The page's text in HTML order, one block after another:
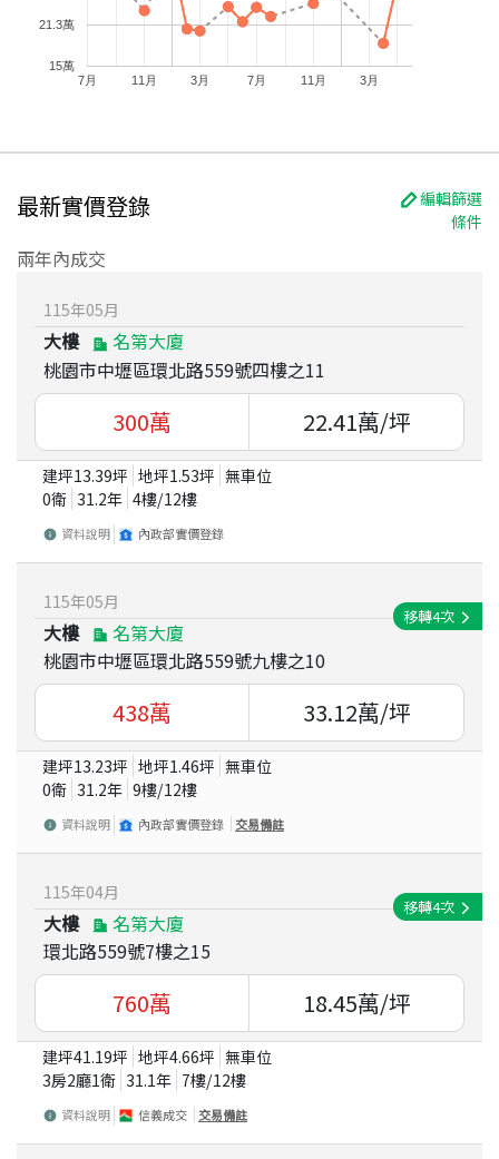
7月 11月 3月 7月 11月 3月
15萬
21.3萬
最新實價登錄
編輯篩選
條件
兩年內成交
115年05月
大樓
名第大廈
桃園市中壢區環北路559號四樓之11
300萬 22.41萬/坪
建坪13.39坪 地坪1.53坪 無車位
0衛 31.2年 4樓/12樓
資料說明 內政部實價登錄
115年05月
大樓
名第大廈
桃園市中壢區環北路559號九樓之10
移轉4次
438萬 33.12萬/坪
建坪13.23坪 地坪1.46坪 無車位
0衛 31.2年 9樓/12樓
資料說明 內政部實價登錄 交易備註
115年04月
大樓
名第大廈
環北路559號7樓之15
移轉4次
760萬 18.45萬/坪
建坪41.19坪 地坪4.66坪 無車位
3房2廳1衛 31.1年 7樓/12樓
資料說明 信義成交 交易備註